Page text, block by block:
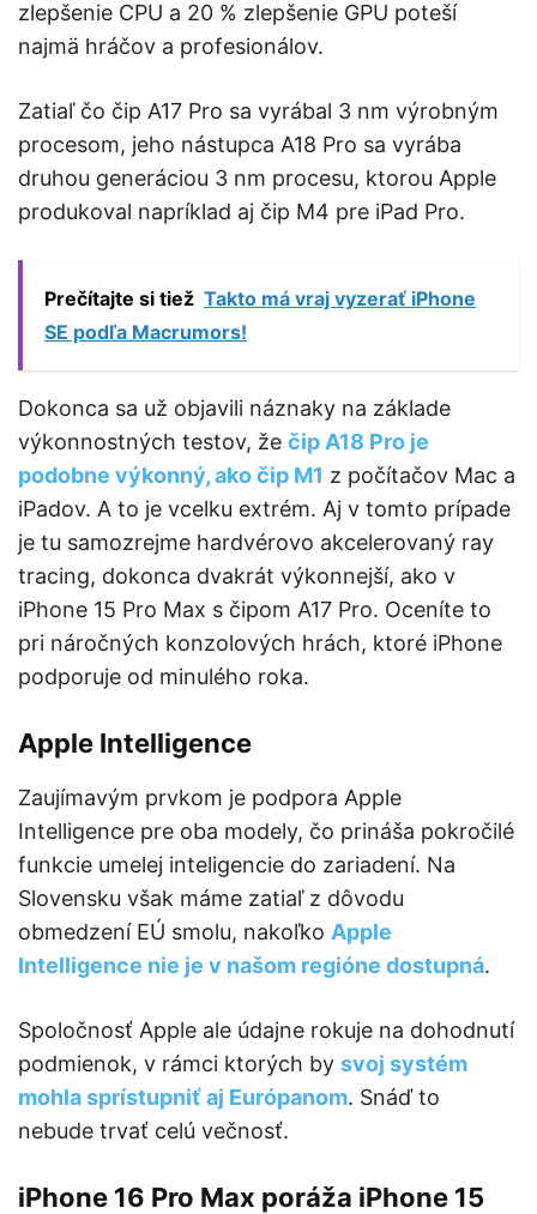
zlepšenie CPU a 20 % zlepšenie GPU poteší
najmä hráčov a profesionálov.
Zatiaľ čo čip A17 Pro sa vyrábal 3 nm výrobným
procesom, jeho nástupca A18 Pro sa vyrába
druhou generáciou 3 nm procesu, ktorou Apple
produkoval napríklad aj čip M4 pre iPad Pro.
Prečítajte si tiež Takto má vraj vyzerať iPhone
SE podľa Macrumors!
Dokonca sa už objavili náznaky na základe
výkonnostných testov, že čip A18 Pro je
podobne výkonný, ako čip M1 z počítačov Mac a
iPadov. A to je vcelku extrém. Aj v tomto prípade
je tu samozrejme hardvérovo akcelerovaný ray
tracing, dokonca dvakrát výkonnejší, ako v
iPhone 15 Pro Max s čipom A17 Pro. Oceníte to
pri náročných konzolových hrách, ktoré iPhone
podporuje od minulého roka.
Apple Intelligence
Zaujímavým prvkom je podpora Apple
Intelligence pre oba modely, čo prináša pokročilé
funkcie umelej inteligencie do zariadení. Na
Slovensku však máme zatiaľ z dôvodu
obmedzení EÚ smolu, nakoľko Apple
Intelligence nie je v našom regióne dostupná.
Spoločnosť Apple ale údajne rokuje na dohodnutí
podmienok, v rámci ktorých by svoj systém
mohla sprístupniť aj Európanom. Snáď to
nebude trvať celú večnosť.
iPhone 16 Pro Max poráža iPhone 15